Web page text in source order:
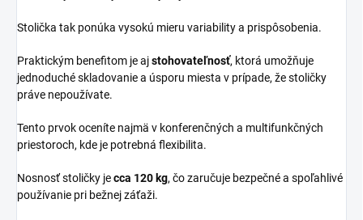
Stolička tak ponúka vysokú mieru variability a prispôsobenia.
Praktickým benefitom je ajstohovateľnosť, ktorá umožňuje
jednoduché skladovanie a úsporu miesta v prípade, že stoličky
práve nepoužívate.
Tento prvok oceníte najmä v konferenčných a multifunkčných
priestoroch, kde je potrebná flexibilita.
Nosnosť stoličky jecca 120 kg, čo zaručuje bezpečné a spoľahlivé
používanie pri bežnej záťaži.